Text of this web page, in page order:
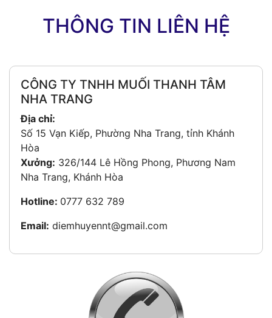
THÔNG TIN LIÊN HỆ
CÔNG TY TNHH MUỐI THANH TÂM
NHA TRANG
Địa chỉ:
Số 15 Vạn Kiếp, Phường Nha Trang, tỉnh Khánh
Hòa
Xưởng: 326/144 Lê Hồng Phong, Phương Nam
Nha Trang, Khánh Hòa
Hotline: 0777 632 789
Email: diemhuyennt@gmail.com